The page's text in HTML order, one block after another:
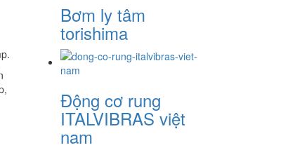
Bơm ly tâm
torishima
Động cơ rung
ITALVIBRAS việt
nam